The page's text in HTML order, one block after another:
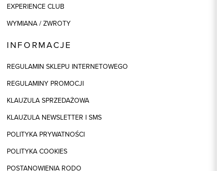
EXPERIENCE CLUB
WYMIANA / ZWROTY
INFORMACJE
REGULAMIN SKLEPU INTERNETOWEGO
REGULAMINY PROMOCJI
KLAUZULA SPRZEDAŻOWA
KLAUZULA NEWSLETTER I SMS
POLITYKA PRYWATNOŚCI
POLITYKA COOKIES
POSTANOWIENIA RODO